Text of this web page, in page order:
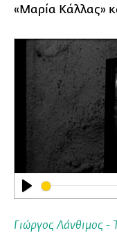
«Μαρία Κάλλας»
Play
Γιώργος Λάνθιμος